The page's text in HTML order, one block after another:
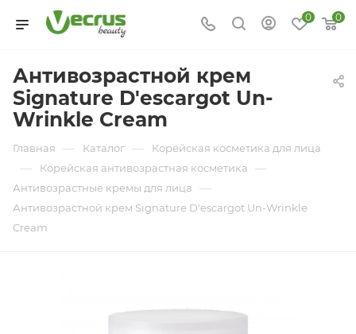
0 0
Антивозрастной крем
Signature D'escargot Un-
Wrinkle Cream
Главная — Каталог — Корейская косметика для лица
— Корейская антивозрастная косметика —
Антивозрастные кремы для лица —
Антивозрастной крем Signature D'escargot Un-Wrinkle
Cream